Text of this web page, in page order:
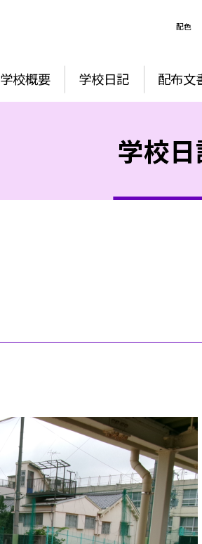
配色
学校概要 学校日記 配布文
学校